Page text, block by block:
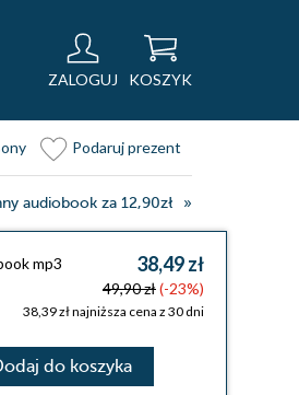
ZALOGUJ KOSZYK
Podaruj prezent
audiobook za 12,90zł
mp3 38,49 zł
49,90 zł(-23%)
38,39 zł najniższa cena z 30 dni
do koszyka